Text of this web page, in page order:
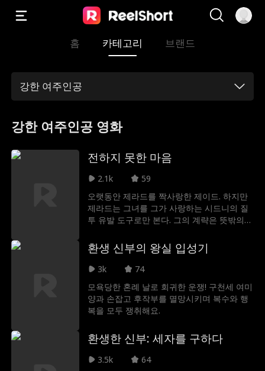
홈 카테고리 브랜드
강한 여주인공
강한 여주인공 영화
전하지 못한 마음
2.1k
59
오랫동안 제라드를 짝사랑한 제이드. 하지만
제라드는 그녀를 그가 사랑하는 시드니의 질
투 유발 도구로만 본다. 그의 계략은 뜻밖의
빠진다.
환생 신부의 왕실 입성기
3k
74
모욕당한 혼례 날로 회귀한 운쟁! 구천세 여미
양과 손잡고 후작부를 멸망시키며 복수와 행
복을 모두 쟁취해요.
환생한 신부: 세자를 구하다
3.5k
64